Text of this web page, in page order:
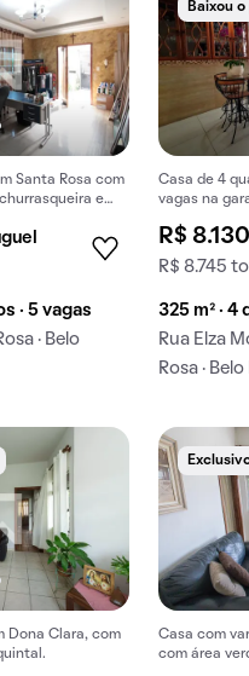
Santa Rosa com
e
· 5 vagas
· Belo
Baixou
Casa de 4
vagas na
R$ 8.130
R$ 8.745
325 m² · 4
Rua Elza
Rosa ·
Dona Clara, com
Casa com
com área